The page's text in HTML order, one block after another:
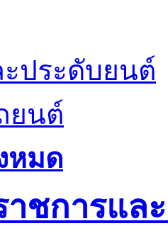
ประดับยนต์
ยนต์
หมด
ชการแล